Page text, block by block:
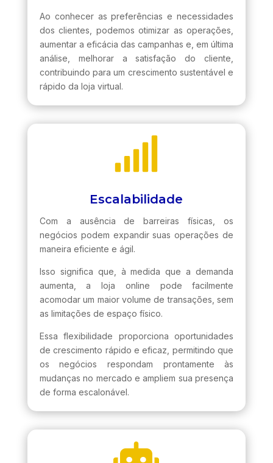
Ao conhecer as preferências e necessidades
dos clientes, podemos otimizar as operações,
aumentar a eficácia das campanhas e, em última
análise, melhorar a satisfação do cliente,
contribuindo para um crescimento sustentável e
rápido da loja virtual.

Escalabilidade
Com a ausência de barreiras físicas, os
negócios podem expandir suas operações de
maneira eficiente e ágil.
Isso significa que, à medida que a demanda
aumenta, a loja online pode facilmente
acomodar um maior volume de transações, sem
as limitações de espaço físico.
Essa flexibilidade proporciona oportunidades
de crescimento rápido e eficaz, permitindo que
os negócios respondam prontamente às
mudanças no mercado e ampliem sua presença
de forma escalonável.